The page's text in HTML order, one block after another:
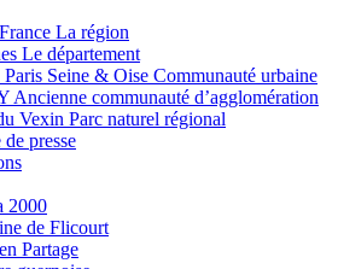
La région
Le département
Paris Seine & Oise Communauté urbaine
Ancienne communauté d’agglomération
Vexin Parc naturel régional
presse
2000
de Flicourt
Partage